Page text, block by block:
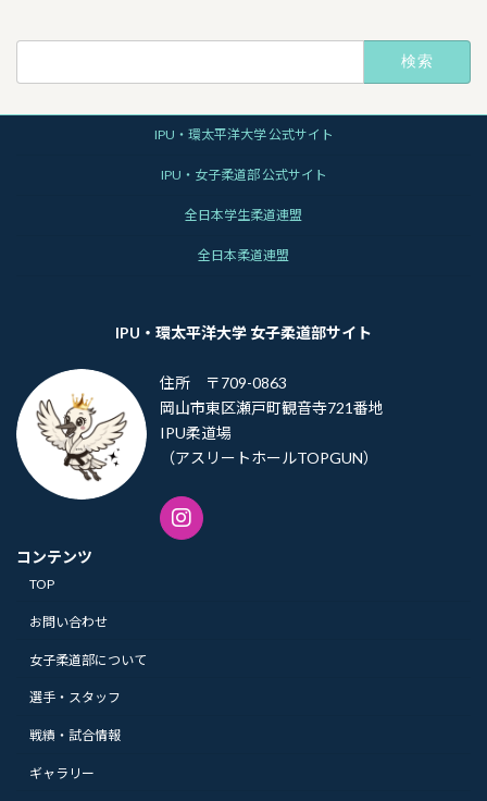
IPU・環太平洋大学 公式サイト
IPU・女子柔道部 公式サイト
全日本学生柔道連盟
全日本柔道連盟
IPU・環太平洋大学 女子柔道部サイト
住所 〒709-0863
岡山市東区瀬戸町観音寺721番地
IPU柔道場
（アスリートホールTOPGUN）
コンテンツ
TOP
お問い合わせ
女子柔道部について
選手・スタッフ
戦績・試合情報
ギャラリー